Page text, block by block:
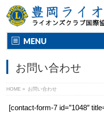
MENU
お問い合わせ
HOME » お問い合わせ
[contact-form-7 id=”1048″